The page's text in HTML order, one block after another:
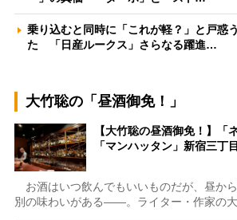
乗り込むと同時に「これが軽？」と戸惑
た 「日産ルークス」さらなる躍進…
大竹聡の「昼酒御免！」
【大竹聡の昼酒御免！】「
「マンハッタン」新宿三
お酒はいつ飲んでもいいものだが、昼か
別の味わいがある――。ライター・作家の